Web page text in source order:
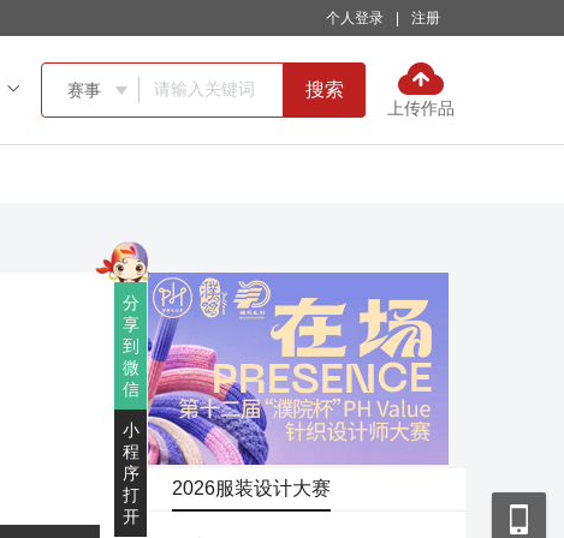
个人登录 注册
 赛事  搜索
上传作品
分
享
到
微
信
小
程
序
打
开
2026服装设计大赛